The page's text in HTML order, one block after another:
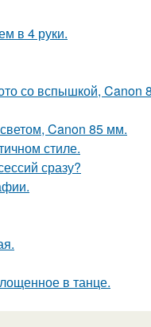
в 4 руки.
со вспышкой, Canon
Canon 85 мм.
стиле.
сразу?
в танце.